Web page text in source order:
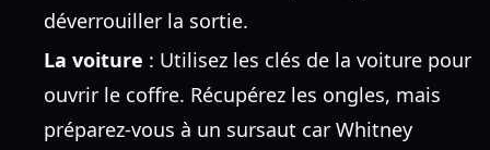
déverrouiller la sortie.
La voiture : Utilisez les clés de la voiture pour
ouvrir le coffre. Récupérez les ongles, mais
préparez-vous à un sursaut car Whitney